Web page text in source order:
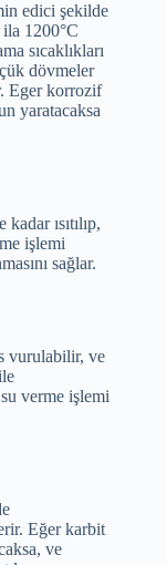
edici şekilde
1200°C
sıcaklıkları
dövmeler
Eger korrozif
yaratacaksa
ısıtılıp,
işlemi
sağlar.
vurulabilir, ve
verme işlemi
Eğer karbit
ve